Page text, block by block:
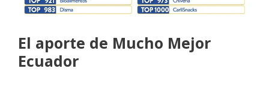
El aporte de Mucho Mejor
Ecuador